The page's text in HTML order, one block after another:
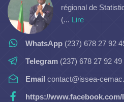
régional de
(... Lire
WhatsApp (237) 678 27 92
Telegram (237) 678 27 92 49
Email contact@issea-
https://www.facebook.com/